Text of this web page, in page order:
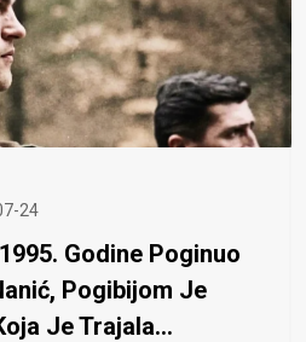
24
Godine Poginuo
Pogibijom Je
Je Trajala...